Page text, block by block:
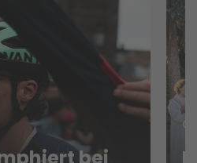
bei